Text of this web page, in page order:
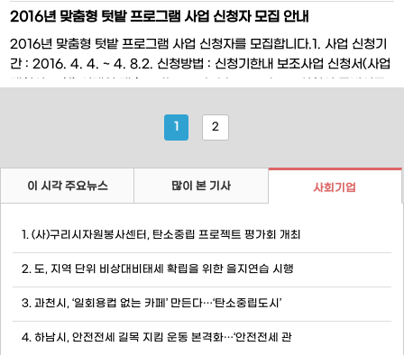
성에 나선다. 용인시는 지난 8일 부시장을
명으로 ‘말산업발전위원회’를 구성, 오
단어의 깊은 뜻을 생각하며 온가족이 모여
아름답다.요즘처럼 핵가족화와 부모 자식
간의 대화가 단절되고 가족간의 흉흉한 사
사회에서 이처럼 가족끼리 모여 일년을 땀
으로 준비하는 정겨운 풍경은 수도권에 위
2016년 맞춤형 텃밭 프로그램 사업 신청자 모집 안내
2016년 맞춤형 텃밭 프로그램 사업 신청자를 모집합니다.1. 사업 신청기
간 : 2016. 4. 4. ~ 4. 8.2. 신청방법 : 신청기한내 보조사업 신청서(사업
계획서 포함) 이메일 제출 -> jhsouth@korea.kr3. 신청시 구비서류 :
시농업기술센터 농촌관광팀 031-324-4066
1 2
이 시각 주요뉴스 많이 본 기사 사회기업
1. (사)구리시자원봉사센터, 탄소중립 프로젝트 평가회 개최
2. 도, 지역 단위 비상대비태세 확립을 위한 을지연습 시행
3. 과천시, ‘일회용컵 없는 카페’ 만든다…‘탄소중립도시’
4. 하남시, 안전전세 길목 지킴 운동 본격화…‘안전전세 관